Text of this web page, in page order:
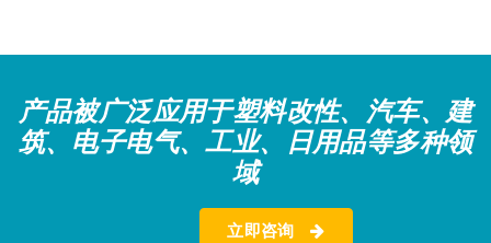
产品被广泛应用于塑料改性、汽车、建
筑、电子电气、工业、日用品等多种领
域
立即咨询